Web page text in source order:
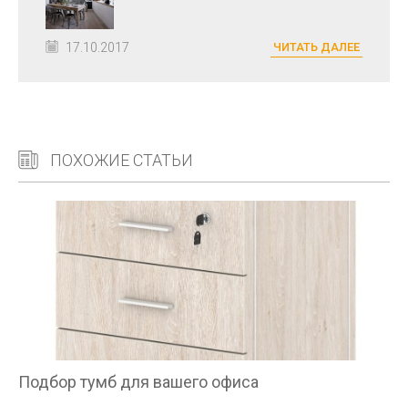
17.10.2017 ЧИТАТЬ ДАЛЕЕ
ПОХОЖИЕ СТАТЬИ
Подбор тумб для вашего офиса